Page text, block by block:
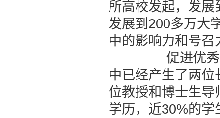
所高校发起，发
发展到200多万大
中的影响力和号召
——促进优秀青
中已经产生了两
位教授和博士生
学历，近30%的